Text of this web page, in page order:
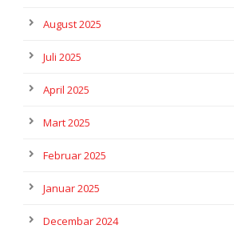
August 2025
Juli 2025
April 2025
Mart 2025
Februar 2025
Januar 2025
Decembar 2024